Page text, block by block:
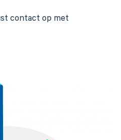
contact op met